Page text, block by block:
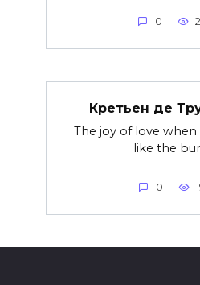
0
Кретьен де
The joy of love when
like the
0